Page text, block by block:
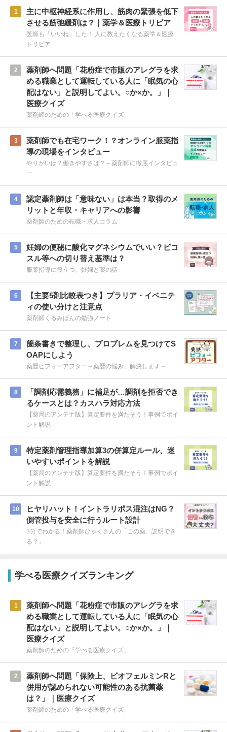
1
主に中枢神経系に作用し、筋肉の緊張を低下
させる筋弛緩剤は？｜薬学＆医療トリビア
医師も「いいね」した！ 人に教えたくなる薬学＆医療
トリビア
2
薬剤師へ問題「花粉症で市販のアレグラを求
める職業として運転している人に「眠気の心
配はない」と説明してよい。○か×か。」｜
医療クイズ
薬剤師のための「学べる医療クイズ」
3
薬剤師でも在宅ワーク！？オンライン服薬指
導の現場をインタビュー
やりがいは？働きやすさは？～薬剤師に徹底インタビュ
ー
4
認定薬剤師は「意味ない」は本当？取得のメ
リットと年収・キャリアへの影響
薬剤師のための転職・求人コラム
5
妊婦の便秘に酸化マグネシウムでいい？ピコ
スル等への切り替え基準は？
服薬指導に役立つ、妊婦と薬の話
6
【主要5剤比較表つき】プラリア・イベニテ
ィの使い分けと注意点
薬剤師くるみぱんの勉強ノート
7
箇条書きで整理し、プロブレムを見つけてS
OAPにしよう
薬歴ビフォーアフター～薬歴の悩み、解決します～
8
「調剤応需義務」に補足が…調剤を拒否でき
るケースとは？カスハラ対応方法
【薬局のアンテナ版】算定要件を満たそう！事例でポイ
ント解説
9
特定薬剤管理指導加算3の併算定ルール、迷
いやすいポイントを解説
【薬局のアンテナ版】算定要件を満たそう！事例でポイ
ント解説
10
ヒヤリハット！イントラリポス混注はNG？
側管投与を安全に行うルート設計
3分でわかる！薬剤師ひゃくさんの「この薬、説明でき
る？」
学べる医療クイズランキング
1
薬剤師へ問題「花粉症で市販のアレグラを求
める職業として運転している人に「眠気の心
配はない」と説明してよい。○か×か。」｜
医療クイズ
薬剤師のための「学べる医療クイズ」
2
薬剤師へ問題「保険上、ビオフェルミンRと
併用が認められない可能性のある抗菌薬
は？」｜医療クイズ
薬剤師のための「学べる医療クイズ」